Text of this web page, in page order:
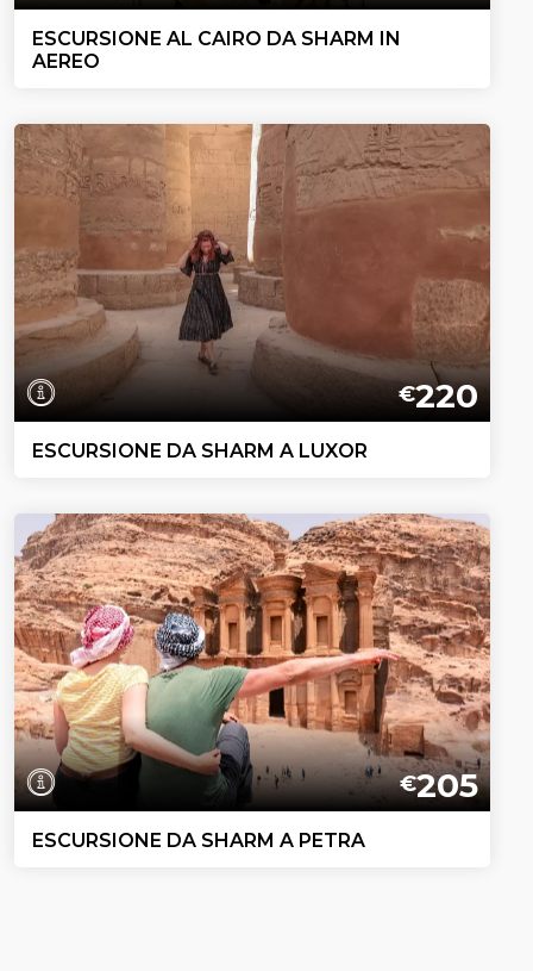
ESCURSIONE AL CAIRO DA SHARM IN
AEREO
€220
ESCURSIONE DA SHARM A LUXOR
€205
ESCURSIONE DA SHARM A PETRA